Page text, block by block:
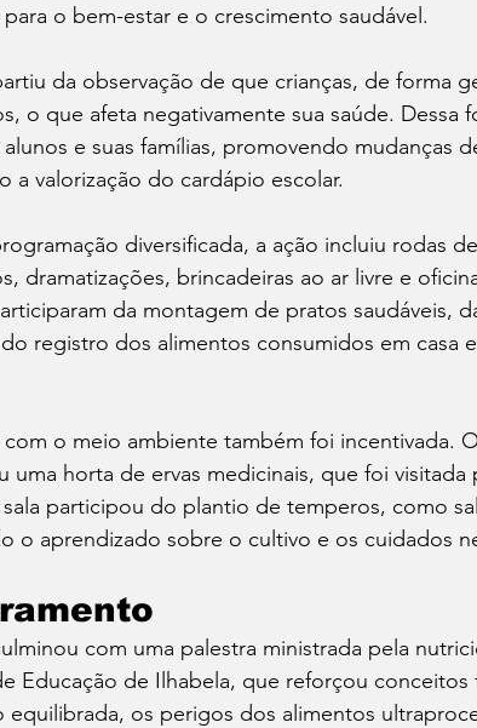
o bem-estar e o crescimento saudável.
da observação de que crianças, de forma
o que afeta negativamente sua saúde. Dessa
e suas famílias, promovendo mudanças
a valorização do cardápio escolar.
diversificada, a ação incluiu rodas
dramatizações, brincadeiras ao ar livre e
da montagem de pratos saudáveis,
registro dos alimentos consumidos em casa
o meio ambiente também foi incentivada.
uma horta de ervas medicinais, que foi
participou do plantio de temperos, como
o aprendizado sobre o cultivo e os cuidados
com uma palestra ministrada pela
Educação de Ilhabela, que reforçou conceitos
equilibrada, os perigos dos alimentos